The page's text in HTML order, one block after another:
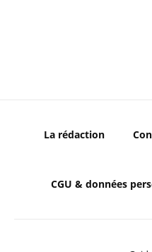
La rédaction
CGU & données